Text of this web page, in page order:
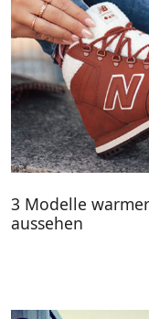
3 Modelle
aussehen